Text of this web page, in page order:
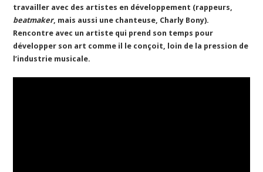
travailler avec des artistes en développement (rappeurs,
beatmaker, mais aussi une chanteuse, Charly Bony).
Rencontre avec un artiste qui prend son temps pour
développer son art comme il le conçoit, loin de la pression de
l’industrie musicale.